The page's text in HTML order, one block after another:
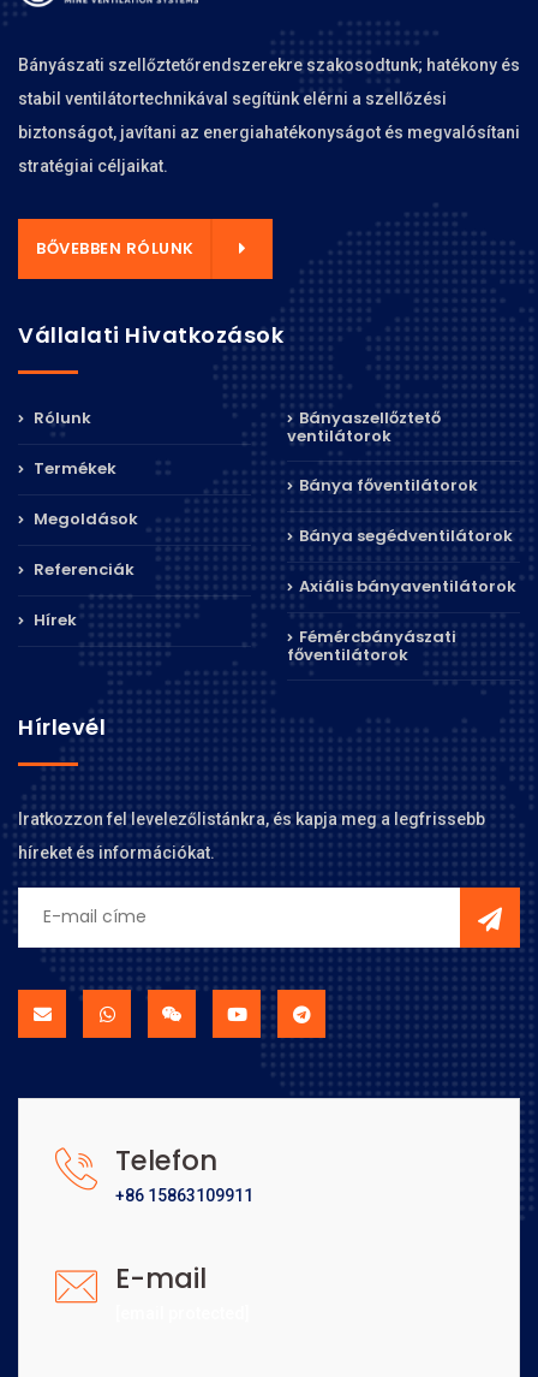
Bányászati szellőztetőrendszerekre szakosodtunk; hatékony és
stabil ventilátortechnikával segítünk elérni a szellőzési
biztonságot, javítani az energiahatékonyságot és megvalósítani
stratégiai céljaikat.
BŐVEBBEN RÓLUNK
Vállalati Hivatkozások
Rólunk
Termékek
Megoldások
Referenciák
Hírek
Bányaszellőztető
ventilátorok
Bánya főventilátorok
Bánya segédventilátorok
Axiális bányaventilátorok
Fémércbányászati
főventilátorok
Hírlevél
Iratkozzon fel levelezőlistánkra, és kapja meg a legfrissebb
híreket és információkat.
Telefon
+86 15863109911
E-mail